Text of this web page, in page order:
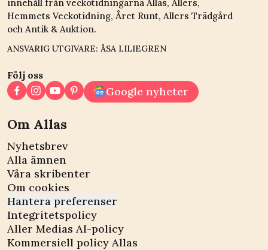
innehåll från veckotidningarna Allas, Allers,
Hemmets Veckotidning, Året Runt, Allers Trädgård
och Antik & Auktion.
ANSVARIG UTGIVARE: ÅSA LILIEGREN
Följ oss
Google nyheter
Om Allas
Nyhetsbrev
Alla ämnen
Våra skribenter
Om cookies
Hantera preferenser
Integritetspolicy
Aller Medias AI-policy
Kommersiell policy Allas